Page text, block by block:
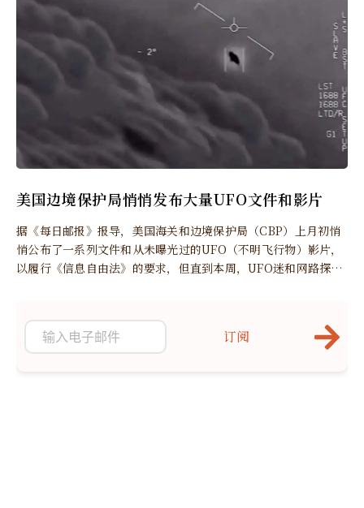
美国边境保护局悄悄发布大量UFO文件和影片
据《每日邮报》报导，美国海关和边境保护局（CBP）上月初悄
悄公布了一系列文件和从未曝光过的UFO（不明飞行物）影片，
以履行《信息自由法》的要求，但直到本周，UFO迷和网路探查
订阅